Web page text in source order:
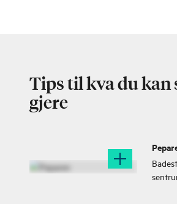
Tips til kva du kan
gjere